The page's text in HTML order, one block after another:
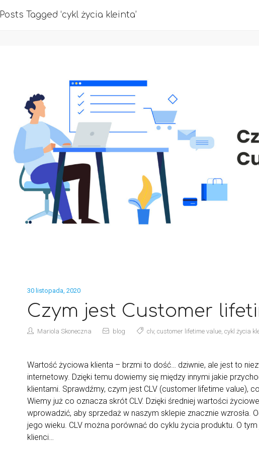
Posts Tagged ‘cykl życia kleinta’
30 listopada, 2020
Czym jest Customer
Mariola Skoneczna blog clv, customer lifetime value, cykl życia
Wartość życiowa klienta – brzmi to dość… dziwnie, ale jest to
internetowy. Dzięki temu dowiemy się między innymi jakie
klientami. Sprawdźmy, czym jest CLV (customer lifetime value),
Wiemy już co oznacza skrót CLV. Dzięki średniej wartości
wprowadzić, aby sprzedaż w naszym sklepie znacznie wzrosła.
jego wieku. CLV można porównać do cyklu życia produktu. O
klienci…